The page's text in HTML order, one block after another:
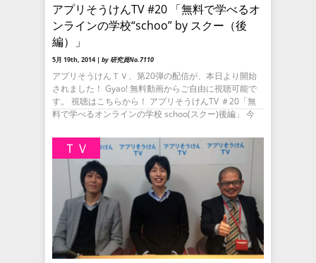
アプリそうけんTV #20 「無料で学べるオ
ンラインの学校“schoo” by スクー（後
編）」
5月 19th, 2014 | by 研究員No.7110
アプリそうけんＴＶ、第20弾の配信が、本日より開始
されました！ Gyao! 無料動画からご自由に視聴可能で
す。 視聴はこちらから！ アプリそうけんTV ＃20「無
料で学べるオンラインの学校 schoo(スクー)後編」 今
ＴＶ